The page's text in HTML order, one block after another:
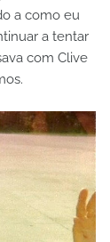
a como eu
a tentar
com Clive